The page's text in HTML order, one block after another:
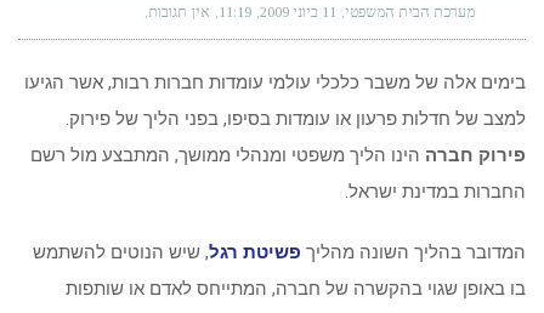
מערכת הבית המשפטי 11 ביוני 2009 11:19 אין תגובות
בימים אלה של משבר כלכלי עולמי עומדות חברות רבות, אשר הגיעו
למצב של חדלות פרעון או עומדות בסיפו, בפני הליך של פירוק.
פירוק חברה הינו הליך משפטי ומנהלי ממושך, המתבצע מול רשם
החברות במדינת ישראל.
המדובר בהליך השונה מהליך פשיטת רגל, שיש הנוטים להשתמש
בו באופן שגוי בהקשרה של חברה, המתייחס לאדם או שותפות